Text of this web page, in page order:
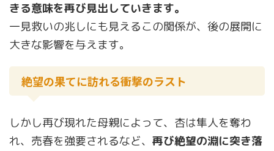
きる意味を再び見出していきます。
一見救いの兆しにも見えるこの関係が、後の展開に
大きな影響を与えます。
絶望の果てに訪れる衝撃のラスト
しかし再び現れた母親によって、杏は隼人を奪わ
れ、売春を強要されるなど、 再び絶望の淵に突き落